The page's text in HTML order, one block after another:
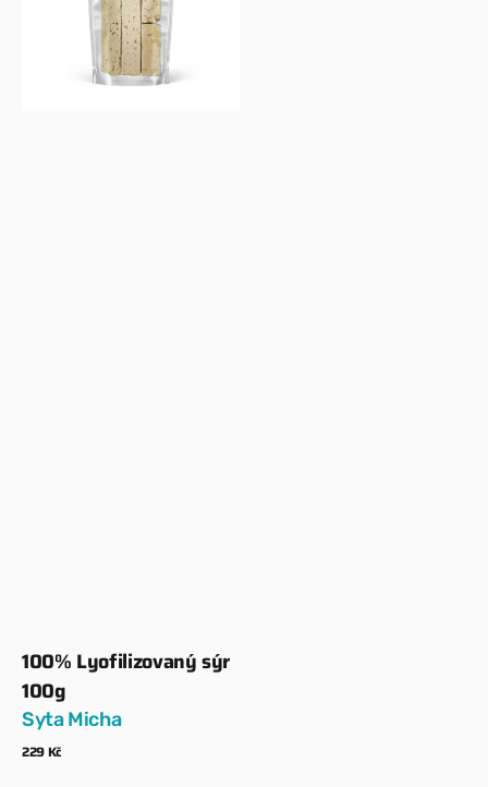
100% Lyofilizovaný sýr
100g
Dodavatel:
Syta Micha
Běžná
229 Kč